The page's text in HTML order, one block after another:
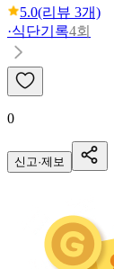
5.0(리뷰 3개)
·식단기록4회
0
신고·제보